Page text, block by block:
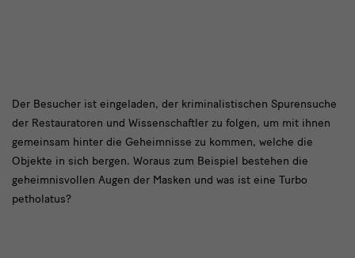
text
3
Der Besucher ist eingeladen, der kriminalistischen Spurensuche
der Restauratoren und Wissenschaftler zu folgen, um mit ihnen
gemeinsam hinter die Geheimnisse zu kommen, welche die
Objekte in sich bergen. Woraus zum Beispiel bestehen die
geheimnisvollen Augen der Masken und was ist eine Turbo
petholatus?